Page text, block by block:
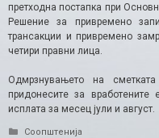
претходна постапка при
Решение за привремено
трансакции и привремено
четири правни лица.
Одмрзнувањето на
придонесите за
исплата за месец јули и август.
Categories
Соопштенија